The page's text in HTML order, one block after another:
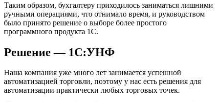
Таким образом, бухгалтеру приходилось заниматься лишними
ручными операциями, что отнимало время, и руководством
было принято решение о выборе более простого
программного продукта 1С.
Решение — 1С:УНФ
Наша компания уже много лет занимается успешной
автоматизацией торговли, поэтому у нас есть решения для
автоматизации практически любых торговых точек.